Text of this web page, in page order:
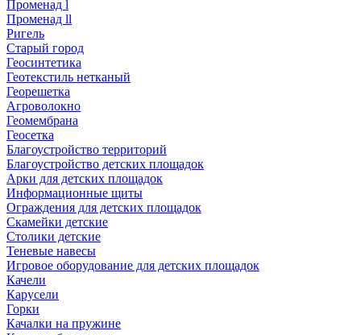
Променад l
Променад ll
Ригель
Старый город
Геосинтетика
Геотекстиль нетканый
Георешетка
Агроволокно
Геомембрана
Геосетка
Благоустройство территорий
Благоустройство детских площадок
Арки для детских площадок
Информационные щиты
Ограждения для детских площадок
Скамейки детские
Столики детские
Теневые навесы
Игровое оборудование для детских площадок
Качели
Карусели
Горки
Качалки на пружине